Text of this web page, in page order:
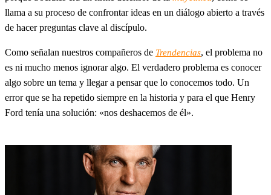
llama a su proceso de confrontar ideas en un diálogo abierto a través
de hacer preguntas clave al discípulo.
Como señalan nuestros compañeros de Trendencias, el problema no
es ni mucho menos ignorar algo. El verdadero problema es conocer
algo sobre un tema y llegar a pensar que lo conocemos todo. Un
error que se ha repetido siempre en la historia y para el que Henry
Ford tenía una solución: «nos deshacemos de él».